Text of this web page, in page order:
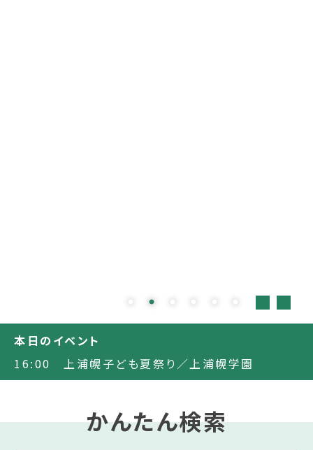
本日のイベント
16:00 上浦幌子ども夏祭り／上浦幌学園
かんたん検索